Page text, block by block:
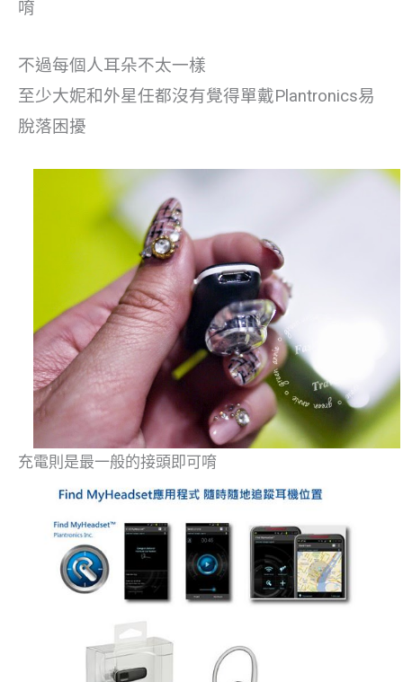
唷
不過每個人耳朵不太一樣
至少大妮和外星任都沒有覺得單戴Plantronics易
脫落困擾
充電則是最一般的接頭即可唷